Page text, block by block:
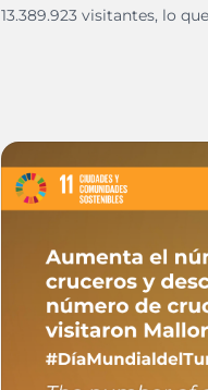
13.389.923 visitantes, lo